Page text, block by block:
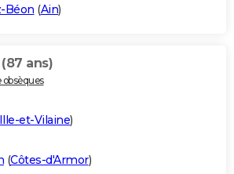
Béon (Ain)
(87 ans)
et-Vilaine)
(Côtes-d'Armor)